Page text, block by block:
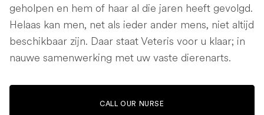
geholpen en hem of haar al die jaren heeft gevolgd.
Helaas kan men, net als ieder ander mens, niet altijd
beschikbaar zijn. Daar staat Veteris voor u klaar; in
nauwe samenwerking met uw vaste dierenarts.
CALL OUR NURSE